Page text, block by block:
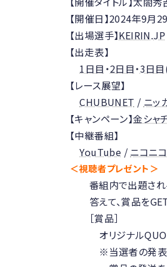
【開催日】2024年9
【出場選手】KEIRIN.JP
【出走表】
1日目 ・2日目・3日目
【レース展望】
CHUBUNET / ニッ
【キャンペーン】金シャ
【中継番組】
YouTube / ニコニ
＜視聴者プレゼント＞
番組内で出題され
答えて、賞品をGET
［賞品］
オリジナルQUO
※当選者の発表